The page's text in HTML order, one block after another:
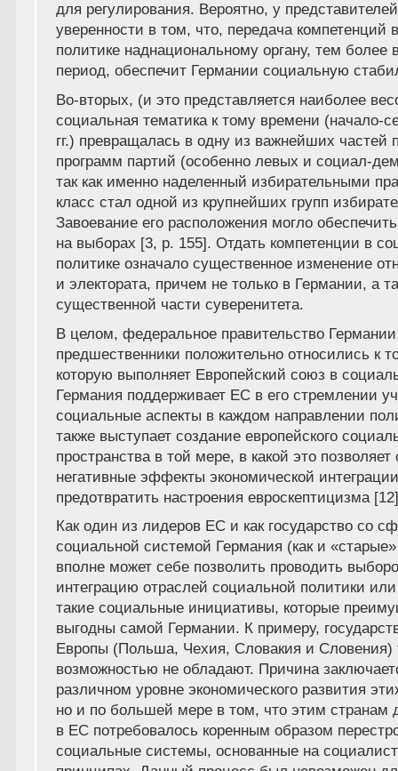
для регулирования. Вероятно, у
уверенности в том, что, передача компетенций
политике наднациональному органу, тем более
период, обеспечит Германии социальную
Во-вторых, (и это представляется наиболее
социальная тематика к тому времени (начало-
гг.) превращалась в одну из важнейших частей
программ партий (особенно левых и социал-
так как именно наделенный избирательными
класс стал одной из крупнейших групп
Завоевание его расположения могло
на выборах [3, р. 155]. Отдать компетенции в
политике означало существенное изменение
и электората, причем не только в Германии, а
существенной части суверенитета.
В целом, федеральное правительство Германии
предшественники положительно относились к
которую выполняет Европейский союз в
Германия поддерживает ЕС в его стремлении
социальные аспекты в каждом направлении
также выступает создание европейского
пространства в той мере, в какой это позволяет
негативные эффекты экономической
предотвратить настроения евроскептицизма
Как один из лидеров ЕС и как государство со
социальной системой Германия (как и
вполне может себе позволить проводить
интеграцию отраслей социальной политики
такие социальные инициативы, которые
выгодны самой Германии. К примеру,
Европы (Польша, Чехия, Словакия и Словения)
возможностью не обладают. Причина
различном уровне экономического развития
но и по большей мере в том, что этим странам
в ЕС потребовалось коренным образом
социальные системы, основанные на